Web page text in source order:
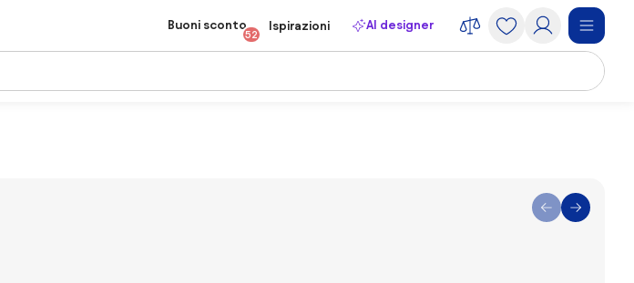
Buoni sconto
52
Ispirazioni AI designer